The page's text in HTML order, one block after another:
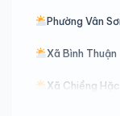
Phường Vân
Xã Bình Thuận
Xã Chiềng Hặc